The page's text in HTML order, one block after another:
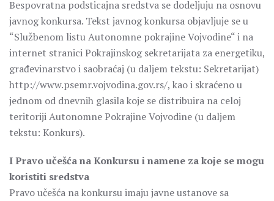
Bespovratna podsticajna sredstva se dodeljuju na osnovu
javnog konkursa. Tekst javnog konkursa objavljuje se u
“Službenom listu Autonomne pokrajine Vojvodine“ i na
internet stranici Pokrajinskog sekretarijata za energetiku,
građevinarstvo i saobraćaj (u daljem tekstu: Sekretarijat)
http://www.psemr.vojvodina.gov.rs/, kao i skraćeno u
jednom od dnevnih glasila koje se distribuira na celoj
teritoriji Autonomne Pokrajine Vojvodine (u daljem
tekstu: Konkurs).
I Pravo učešća na Konkursu i namene za koje se mogu
koristiti sredstva
Pravo učešća na konkursu imaju javne ustanove sa